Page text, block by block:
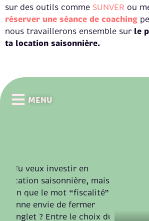
sur des outils comme SUNVER ou
réserver une séance de coaching
nous travaillerons ensemble sur le
ta location saisonnière.
MENU